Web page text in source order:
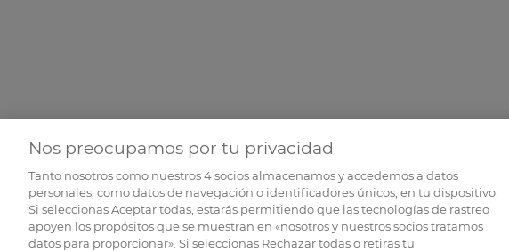
Nos preocupamos por tu privacidad
Tanto nosotros como nuestros4socios almacenamos y accedemos a datos
personales, como datos de navegación o identificadores únicos, en tu dispositivo.
Si seleccionas Aceptar todas, estarás permitiendo que las tecnologías de rastreo
apoyen los propósitos que se muestran en «nosotros y nuestros socios tratamos
datos para proporcionar». Si seleccionas Rechazar todas o retiras tu